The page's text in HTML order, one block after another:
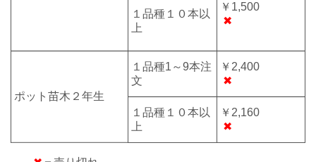
１品種１０本以
上
￥1,500
✖
ポット苗木２年生
１品種1～9本注
文
￥2,400
✖
１品種１０本以
上
￥2,160
✖